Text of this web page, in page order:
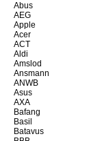
Abus
AEG
Apple
Acer
ACT
Aldi
Amslod
Ansmann
ANWB
Asus
AXA
Bafang
Basil
Batavus